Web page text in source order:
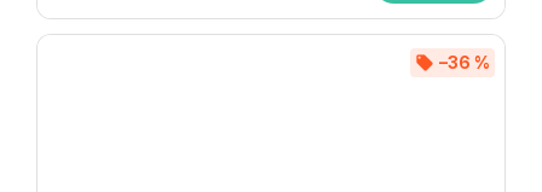
–36 %